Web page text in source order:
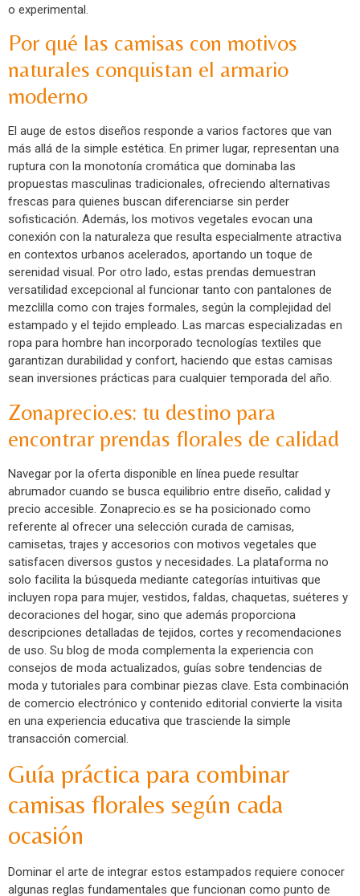
o experimental.
Por qué las camisas con motivos
naturales conquistan el armario
moderno
El auge de estos diseños responde a varios factores que van
más allá de la simple estética. En primer lugar, representan una
ruptura con la monotonía cromática que dominaba las
propuestas masculinas tradicionales, ofreciendo alternativas
frescas para quienes buscan diferenciarse sin perder
sofisticación. Además, los motivos vegetales evocan una
conexión con la naturaleza que resulta especialmente atractiva
en contextos urbanos acelerados, aportando un toque de
serenidad visual. Por otro lado, estas prendas demuestran
versatilidad excepcional al funcionar tanto con pantalones de
mezclilla como con trajes formales, según la complejidad del
estampado y el tejido empleado. Las marcas especializadas en
ropa para hombre han incorporado tecnologías textiles que
garantizan durabilidad y confort, haciendo que estas camisas
sean inversiones prácticas para cualquier temporada del año.
Zonaprecio.es: tu destino para
encontrar prendas florales de calidad
Navegar por la oferta disponible en línea puede resultar
abrumador cuando se busca equilibrio entre diseño, calidad y
precio accesible. Zonaprecio.es se ha posicionado como
referente al ofrecer una selección curada de camisas,
camisetas, trajes y accesorios con motivos vegetales que
satisfacen diversos gustos y necesidades. La plataforma no
solo facilita la búsqueda mediante categorías intuitivas que
incluyen ropa para mujer, vestidos, faldas, chaquetas, suéteres y
decoraciones del hogar, sino que además proporciona
descripciones detalladas de tejidos, cortes y recomendaciones
de uso. Su blog de moda complementa la experiencia con
consejos de moda actualizados, guías sobre tendencias de
moda y tutoriales para combinar piezas clave. Esta combinación
de comercio electrónico y contenido editorial convierte la visita
en una experiencia educativa que trasciende la simple
transacción comercial.
Guía práctica para combinar
camisas florales según cada
ocasión
Dominar el arte de integrar estos estampados requiere conocer
algunas reglas fundamentales que funcionan como punto de